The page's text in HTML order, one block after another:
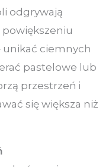
odgrywają
unikać ciemnych
pastelowe lub
przestrzeń i
się większa niż